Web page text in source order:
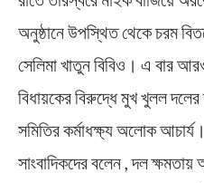
অনুষ্ঠানে উপস্থিত থেকে চরম
সেলিমা খাতুন বিবিও। এ বার
বিধায়কের বিরুদ্ধে মুখ খুলল দলের
সমিতির কর্মাধক্ষ্য অলোক আচার্য।
সাংবাদিকদের বলেন , দল